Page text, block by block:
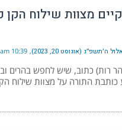
מצוות שילוח הקן
ה׳תשפ״ג (אוגוסט 20, 2023) 10:39 am
רות) כתוב, שיש לחפש בהרים
התורה על מצוות שילוח